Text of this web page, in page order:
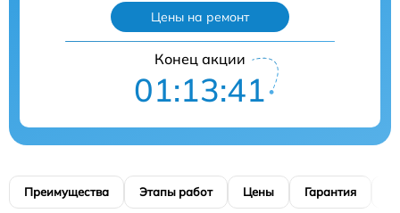
Цены на ремонт
Конец акции
01:13:40
Преимущества Этапы работ Цены Гарантия